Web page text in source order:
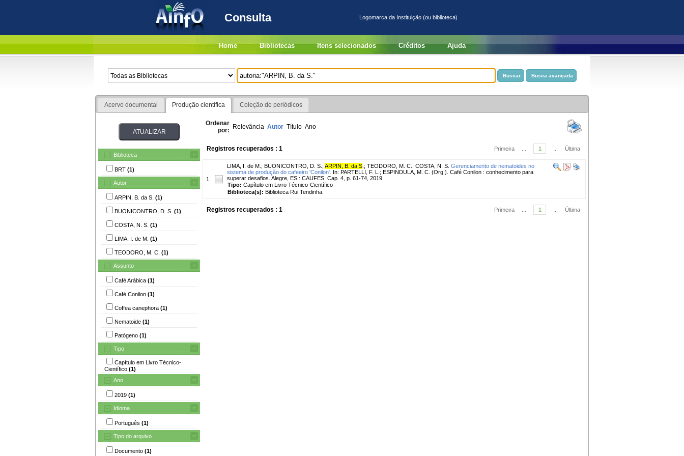
Consulta Logomarca da Instituição (ou biblioteca)
Home Bibliotecas Itens selecionados Créditos Ajuda
Acervo documental Produção científica Coleção de periódicos
Biblioteca
BRT (1)
Autor
ARPIN, B. da S. (1)
BUONICONTRO, D. S. (1)
COSTA, N. S. (1)
LIMA, I. de M. (1)
TEODORO, M. C. (1)
Assunto
Café Arábica (1)
Café Conilon (1)
Coffea canephora (1)
Nematoide (1)
Patógeno (1)
Tipo
Capítulo em Livro Técnico-
Científico (1)
Ano
2019 (1)
Idioma
Português (1)
Tipo do arquivo
Documento (1)
Ordenar
por: Relevância Autor Título Ano
Registros recuperados : 1 Primeira 1 Última
1.
LIMA, I. de M. ; BUONICONTRO, D. S. ; ARPIN, B. da S ; TEODORO, M. C. ; COSTA, N. S. Gerenciamento de nematoides no
sistema de produção do cafeeiro 'Conilon'. In: PARTELLI, F. L.; ESPINDULA, M. C. (Org.). Café Conilon : conhecimento para
superar desafios. Alegre, ES : CAUFES, Cap. 4, p. 61-74, 2019.
Tipo: Capítulo em Livro Técnico-Científico
Biblioteca(s): Biblioteca Rui Tendinha.
Registros recuperados : 1 Primeira 1 Última